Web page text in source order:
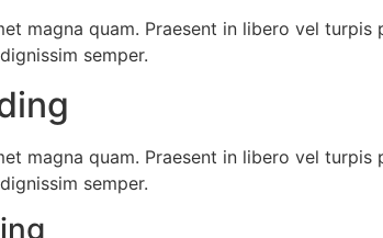
magna quam. Praesent in libero vel
semper.
magna quam. Praesent in libero vel
semper.